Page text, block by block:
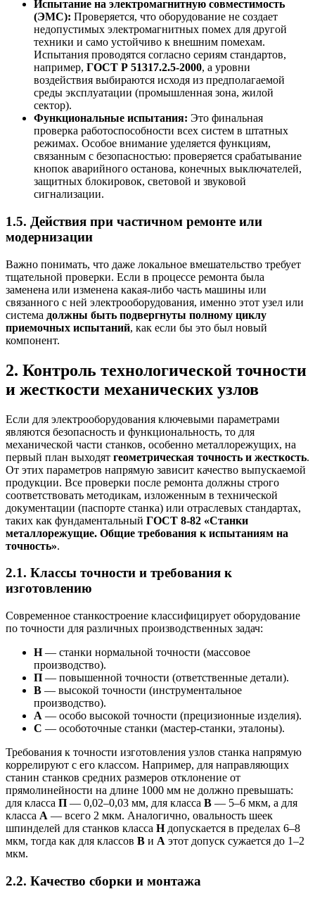
Испытание на электромагнитную совместимость
(ЭМС): Проверяется, что оборудование не создает
недопустимых электромагнитных помех для другой
техники и само устойчиво к внешним помехам.
Испытания проводятся согласно сериям стандартов,
например, ГОСТ Р 51317.2.5-2000, а уровни
воздействия выбираются исходя из предполагаемой
среды эксплуатации (промышленная зона, жилой
сектор).
Функциональные испытания: Это финальная
проверка работоспособности всех систем в штатных
режимах. Особое внимание уделяется функциям,
связанным с безопасностью: проверяется срабатывание
кнопок аварийного останова, конечных выключателей,
защитных блокировок, световой и звуковой
сигнализации.
1.5. Действия при частичном ремонте или
модернизации
Важно понимать, что даже локальное вмешательство требует
тщательной проверки. Если в процессе ремонта была
заменена или изменена какая-либо часть машины или
связанного с ней электрооборудования, именно этот узел или
система должны быть подвергнуты полному циклу
приемочных испытаний, как если бы это был новый
компонент.
2. Контроль технологической точности
и жесткости механических узлов
Если для электрооборудования ключевыми параметрами
являются безопасность и функциональность, то для
механической части станков, особенно металлорежущих, на
первый план выходят геометрическая точность и жесткость.
От этих параметров напрямую зависит качество выпускаемой
продукции. Все проверки после ремонта должны строго
соответствовать методикам, изложенным в технической
документации (паспорте станка) или отраслевых стандартах,
таких как фундаментальный ГОСТ 8-82 «Станки
металлорежущие. Общие требования к испытаниям на
точность».
2.1. Классы точности и требования к
изготовлению
Современное станкостроение классифицирует оборудование
по точности для различных производственных задач:
Н— станки нормальной точности (массовое
производство).
П — повышенной точности (ответственные детали).
В — высокой точности (инструментальное
производство).
А — особо высокой точности (прецизионные изделия).
С — особоточные станки (мастер-станки, эталоны).
Требования к точности изготовления узлов станка напрямую
коррелируют с его классом. Например, для направляющих
станин станков средних размеров отклонение от
прямолинейности на длине 1000 мм не должно превышать:
для класса П — 0,02–0,03 мм, для класса В — 5–6 мкм, а для
класса А — всего 2 мкм. Аналогично, овальность шеек
шпинделей для станков класса Ндопускается в пределах 6–8
мкм, тогда как для классов В и А этот допуск сужается до 1–2
мкм.
2.2. Качество сборки и монтажа